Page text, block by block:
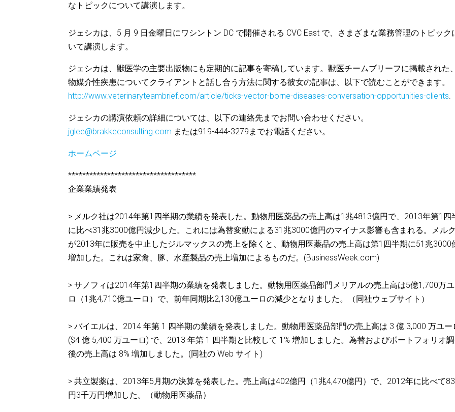
なトピックについて講演します。
ジェシカは、5 月 9 日金曜日にワシントン DC で開催される CVC East で、さまざまな業務管理のトピック
いて講演します。
ジェシカは、獣医学の主要出版物にも定期的に記事を寄稿しています。獣医チームブリーフに掲載された
物媒介性疾患についてクライアントと話し合う方法に関する彼女の記事は、以下で読むことができます。
http://www.veterinaryteambrief.com/article/ticks-vector-borne-diseases-conversation-opportunities-clients.
ジェシカの講演依頼の詳細については、以下の連絡先までお問い合わせください。
jglee@brakkeconsulting.com または919-444-3279までお電話ください。
ホームページ
************************************
企業業績発表
> メルク社は2014年第1四半期の業績を発表した。動物用医薬品の売上高は1兆4813億円で、2013年第1四
に比べ31兆3000億円減少した。これには為替変動による31兆3000億円のマイナス影響も含まれる。メル
が2013年に販売を中止したジルマックスの売上を除くと、動物用医薬品の売上高は第1四半期に51兆3000
増加した。これは家禽、豚、水産製品の売上増加によるものだ。(BusinessWeek.com)
> サノフィは2014年第1四半期の業績を発表しました。動物用医薬品部門メリアルの売上高は5億1,700万
ロ（1兆4,710億ユーロ）で、前年同期比2,130億ユーロの減少となりました。（同社ウェブサイト）
> バイエルは、2014 年第 1 四半期の業績を発表しました。動物用医薬品部門の売上高は 3 億 3,000 万ユー
($4 億 5,400 万ユーロ) で、2013 年第 1 四半期と比較して 1% 増加しました。為替およびポートフォリオ
後の売上高は 8% 増加しました。(同社の Web サイト)
> 共立製薬は、2013年5月期の決算を発表した。売上高は402億円（1兆4,470億円）で、2012年に比べて
円3千万円増加した。（動物用医薬品）